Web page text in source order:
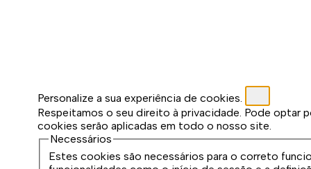
Personalize a sua experiência de cookies.
Respeitamos o seu direito à privacidade. Pode optar
cookies serão aplicadas em todo o nosso site.
Necessários
Estes cookies são necessários para o correto